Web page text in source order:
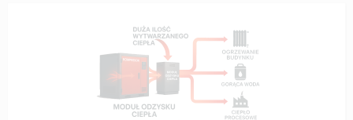
Zespoły łożyskowe i oprawy dzielone
Zespoły łożyskowe i oprawy dzielone to kompleksowe
rozwiązania konstrukcyjne stosowane w maszynach